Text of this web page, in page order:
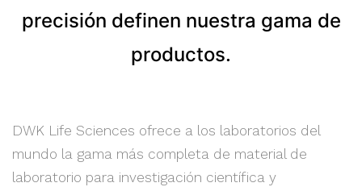
precisión definen nuestra gama de
productos.
DWK Life Sciences ofrece a los laboratorios del
mundo la gama más completa de material de
laboratorio para investigación científica y